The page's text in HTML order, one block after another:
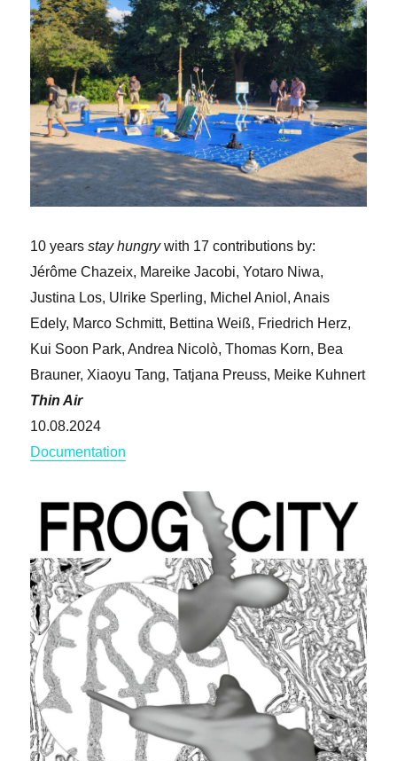
10 yearsstay hungrywith 17 contributions by:
Jérôme Chazeix, Mareike Jacobi, Yotaro Niwa,
Justina Los, Ulrike Sperling, Michel Aniol, Anais
Edely, Marco Schmitt, Bettina Weiß, Friedrich Herz,
Kui Soon Park, Andrea Nicolò, Thomas Korn, Bea
Brauner, Xiaoyu Tang, Tatjana Preuss, Meike Kuhnert
Thin Air
10.08.2024
Documentation